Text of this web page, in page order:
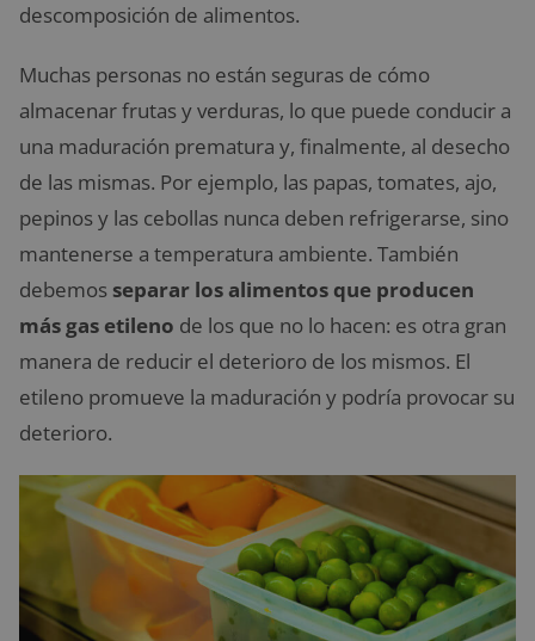
descomposición de alimentos.
Muchas personas no están seguras de cómo
almacenar frutas y verduras, lo que puede conducir a
una maduración prematura y, finalmente, al desecho
de las mismas. Por ejemplo, las papas, tomates, ajo,
pepinos y las cebollas nunca deben refrigerarse, sino
mantenerse a temperatura ambiente. También
debemos separar los alimentos que producen
más gas etileno de los que no lo hacen: es otra gran
manera de reducir el deterioro de los mismos. El
etileno promueve la maduración y podría provocar su
deterioro.